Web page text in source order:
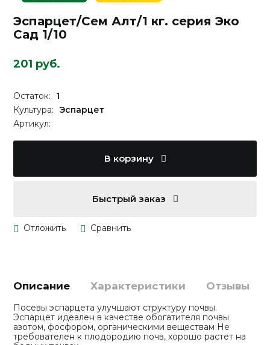
Эспарцет/Сем Алт/1 кг. серия Эко
Сад 1/10
201 руб.
Остаток:
1
Культура:
Эспарцет
Артикул:
В корзину
Быстрый заказ
Описание Характеристики Отзывы
Посевы эспарцета улучшают структуру почвы.
Эспарцет идеален в качестве обогатителя почвы
азотом, фосфором, органическими веществам Не
требователен к плодородию почв, хорошо растет на